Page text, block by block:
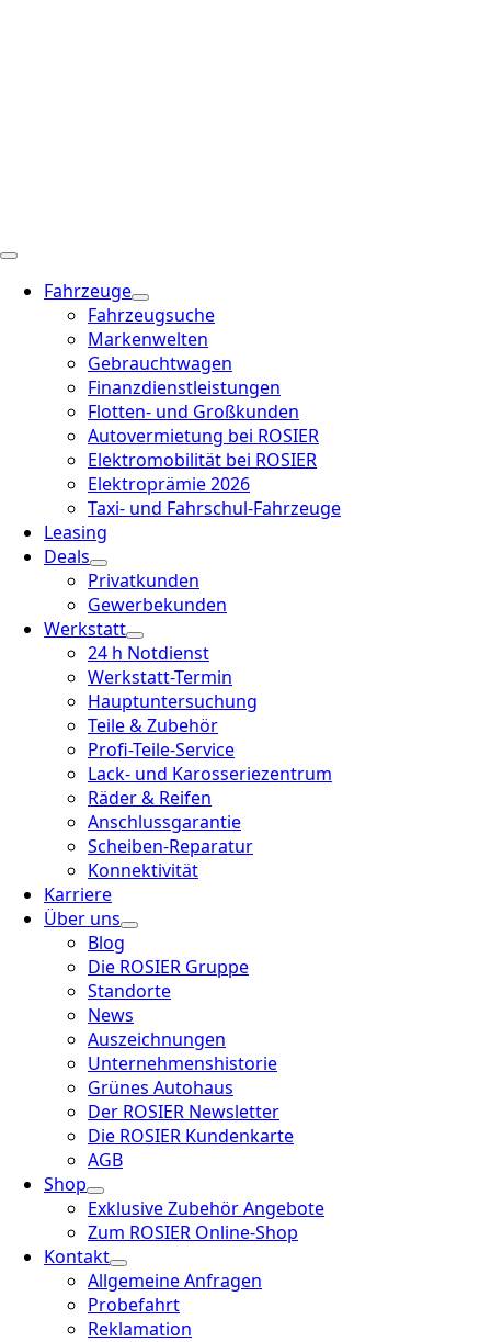
Fahrzeuge
Fahrzeugsuche
Markenwelten
Gebrauchtwagen
Finanzdienstleistungen
Flotten- und Großkunden
Autovermietung bei ROSIER
Elektromobilität bei ROSIER
Elektroprämie 2026
Taxi- und Fahrschul-Fahrzeuge
Leasing
Deals
Privatkunden
Gewerbekunden
Werkstatt
24 h Notdienst
Werkstatt-Termin
Hauptuntersuchung
Teile & Zubehör
Profi-Teile-Service
Lack- und Karosseriezentrum
Räder & Reifen
Anschlussgarantie
Scheiben-Reparatur
Konnektivität
Karriere
Über uns
Blog
Die ROSIER Gruppe
Standorte
News
Auszeichnungen
Unternehmenshistorie
Grünes Autohaus
Der ROSIER Newsletter
Die ROSIER Kundenkarte
AGB
Shop
Exklusive Zubehör Angebote
Zum ROSIER Online-Shop
Kontakt
Allgemeine Anfragen
Probefahrt
Reklamation